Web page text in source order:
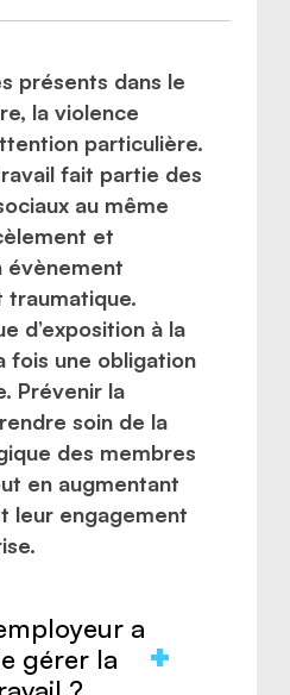
présents dans le
la violence
particulière.
fait partie des
au même
et
évènement
d’exposition à la
fois une obligation
Prévenir la
soin de la
des membres
en augmentant
leur engagement
a
gérer la